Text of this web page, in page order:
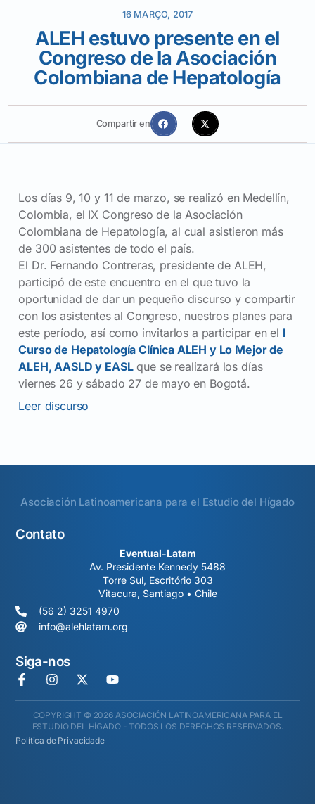
16 MARÇO, 2017
ALEH estuvo presente en el
Congreso de la Asociación
Colombiana de Hepatología
Compartir en
Los días 9, 10 y 11 de marzo, se realizó en Medellín,
Colombia, el IX Congreso de la Asociación
Colombiana de Hepatología, al cual asistieron más
de 300 asistentes de todo el país.
El Dr. Fernando Contreras, presidente de ALEH,
participó de este encuentro en el que tuvo la
oportunidad de dar un pequeño discurso y compartir
con los asistentes al Congreso, nuestros planes para
este período, así como invitarlos a participar en el I
Curso de Hepatología Clínica ALEH y Lo Mejor de
ALEH, AASLD y EASLque se realizará los días
viernes 26 y sábado 27 de mayo en Bogotá.
Leer discurso
Asociación Latinoamericana para el Estudio del Hígado
Contato
Eventual-Latam
Av. Presidente Kennedy 5488
Torre Sul, Escritório 303
Vitacura, Santiago • Chile
(56 2) 3251 4970
info@alehlatam.org
Siga-nos
COPYRIGHT © 2026 ASOCIACIÓN LATINOAMERICANA PARA EL
ESTUDIO DEL HÍGADO - TODOS LOS DERECHOS RESERVADOS.
Política de Privacidade